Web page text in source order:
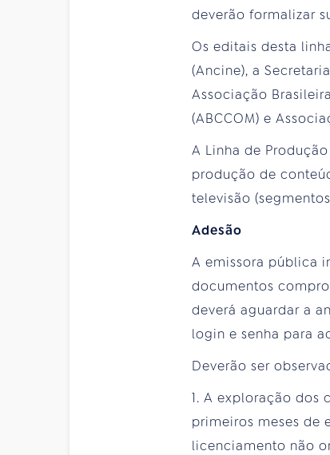
deverão formalizar
Os editais desta
(Ancine), a
Associação
(ABCCOM) e
A Linha de
produção de
televisão
Adesão
A emissora pública
documentos
deverá aguardar a
login e senha para
Deverão ser
1. A exploração dos
primeiros meses de
licenciamento não